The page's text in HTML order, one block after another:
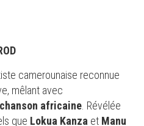
camerounaise reconnue
mêlant avec
chanson africaine . Révélée
que Lokua Kanza et Manu